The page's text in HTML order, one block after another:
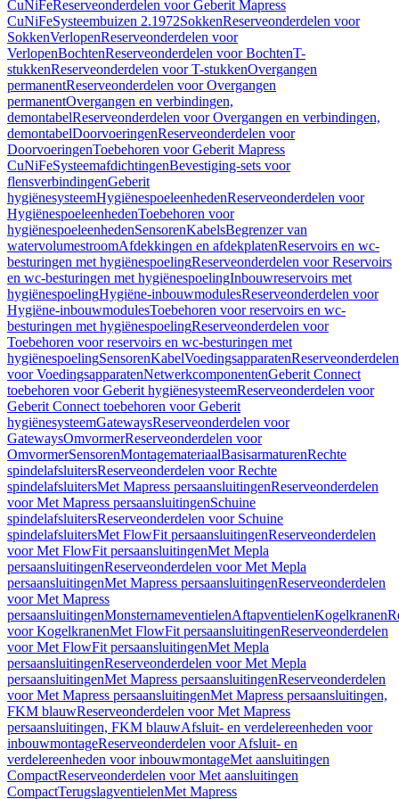
CuNiFeReserveonderdelen voor Geberit Mapress
CuNiFeSysteembuizen 2.1972SokkenReserveonderdelen voor
SokkenVerlopenReserveonderdelen voor
VerlopenBochtenReserveonderdelen voor BochtenT-
stukkenReserveonderdelen voor T-stukkenOvergangen
permanentReserveonderdelen voor Overgangen
permanentOvergangen en verbindingen,
demontabelReserveonderdelen voor Overgangen en verbindingen,
demontabelDoorvoeringenReserveonderdelen voor
DoorvoeringenToebehoren voor Geberit Mapress
CuNiFeSysteemafdichtingenBevestiging-sets voor
flensverbindingenGeberit
hygiënesysteemHygiënespoeleenhedenReserveonderdelen voor
HygiënespoeleenhedenToebehoren voor
hygiënespoeleenhedenSensorenKabelsBegrenzer van
watervolumestroomAfdekkingen en afdekplatenReservoirs en wc-
besturingen met hygiënespoelingReserveonderdelen voor Reservoirs
en wc-besturingen met hygiënespoelingInbouwreservoirs met
hygiënespoelingHygiëne-inbouwmodulesReserveonderdelen voor
Hygiëne-inbouwmodulesToebehoren voor reservoirs en wc-
besturingen met hygiënespoelingReserveonderdelen voor
Toebehoren voor reservoirs en wc-besturingen met
hygiënespoelingSensorenKabelVoedingsapparatenReserveonderdelen
voor VoedingsapparatenNetwerkcomponentenGeberit Connect
toebehoren voor Geberit hygiënesysteemReserveonderdelen voor
Geberit Connect toebehoren voor Geberit
hygiënesysteemGatewaysReserveonderdelen voor
GatewaysOmvormerReserveonderdelen voor
OmvormerSensorenMontagemateriaalBasisarmaturenRechte
spindelafsluitersReserveonderdelen voor Rechte
spindelafsluitersMet Mapress persaansluitingenReserveonderdelen
voor Met Mapress persaansluitingenSchuine
spindelafsluitersReserveonderdelen voor Schuine
spindelafsluitersMet FlowFit persaansluitingenReserveonderdelen
voor Met FlowFit persaansluitingenMet Mepla
persaansluitingenReserveonderdelen voor Met Mepla
persaansluitingenMet Mapress persaansluitingenReserveonderdelen
voor Met Mapress
persaansluitingenMonsternameventielenAftapventielenKogelkranen
voor KogelkranenMet FlowFit persaansluitingenReserveonderdelen
voor Met FlowFit persaansluitingenMet Mepla
persaansluitingenReserveonderdelen voor Met Mepla
persaansluitingenMet Mapress persaansluitingenReserveonderdelen
voor Met Mapress persaansluitingenMet Mapress persaansluitingen,
FKM blauwReserveonderdelen voor Met Mapress
persaansluitingen, FKM blauwAfsluit- en verdelereenheden voor
inbouwmontageReserveonderdelen voor Afsluit- en
verdelereenheden voor inbouwmontageMet aansluitingen
CompactReserveonderdelen voor Met aansluitingen
CompactTerugslagventielenMet Mapress